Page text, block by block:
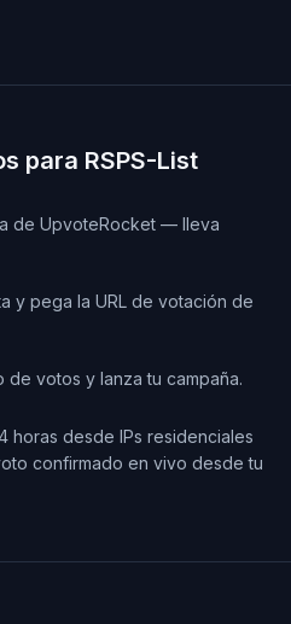
para RSPS-List
de UpvoteRocket — lleva
y pega la URL de votación de
votos y lanza tu campaña.
horas desde IPs residenciales
confirmado en vivo desde tu